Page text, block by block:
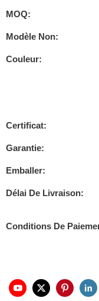
MOQ:
Modèle Non:
Couleur:
Certificat:
Garantie:
Emballer:
Délai De Livraison:
Conditions De